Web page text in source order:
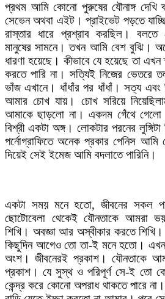
প্রথম আমি কোনো পুরুষের যৌনাঙ্গ দেখি
সেভেন অথবা এইট। প্রাইভেট পড়তে
রাস্তার ধারে প্রশ্রাব করছিল।
মানুষের সামনে। তখন আমি বেশ বুঝি।
ধারণা হয়েছে। কীভাবে যে হয়েছে তা
করতে পারি না। সত্যিই নিজের ভেতরে
ভাঁজ এখানে। ধাঁধাঁর পর ধাঁধাঁ। সত্য এবং
আমার চোখ যায়। চোখ সরিয়ে
আমাকে ছাড়লো না। একদম গেঁথে
বিশ্রী একটা অঙ্গ। লোকটার পরনের
পর্নোগ্রাফিতে অনেক প্রকার পেনিস
দিয়েই সেই ইমেজ আমি বদলাতে পারিনি।
একটা সময় মনে হতো, জীবনের সকল
ছোটোবেলা থেকেই যৌনতাকে আমরা
শিখি। অবজ্ঞা আর অস্বীকার করতে
কিছুদিন আগেও তো তা-ই মনে হতো। এখন
অংশ। জীবনেরই প্রকাশ। যৌনতাকে
প্রকাশ। যে সুস্থ ও পরিপূর্ণ সে-ই তো
কেন্দ্র করে কোনো অপরাধ থাকতে পারে